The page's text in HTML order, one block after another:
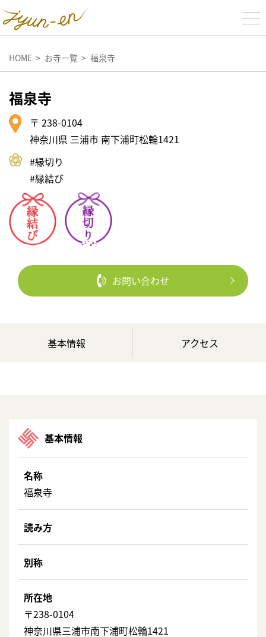
HOME お寺一覧 福泉寺
福泉寺
〒 238-0104
神奈川県 三浦市 南下浦町松輪1421
#縁切り
#縁結び
お問い合わせ
基本情報 アクセス
基本情報
名称
福泉寺
読み方
別称
所在地
〒238-0104
神奈川県三浦市南下浦町松輪1421